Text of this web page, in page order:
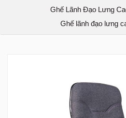
Ghế Lãnh Đạo Lưng
Ghế lãnh đạo lưng